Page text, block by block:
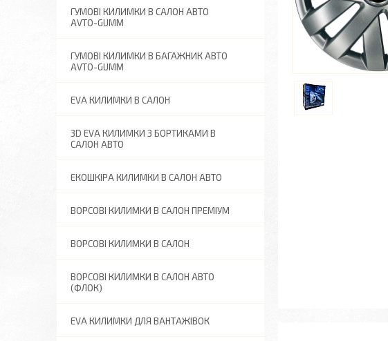
ГУМОВІ КИЛИМКИ В САЛОН АВТО
AVTO-GUMM
ГУМОВІ КИЛИМКИ В БАГАЖНИК АВТО
AVTO-GUMM
EVA КИЛИМКИ В САЛОН
3D EVA КИЛИМКИ З БОРТИКАМИ В
САЛОН АВТО
ЕКОШКІРА КИЛИМКИ В САЛОН АВТО
ВОРСОВІ КИЛИМКИ В САЛОН ПРЕМІУМ
ВОРСОВІ КИЛИМКИ В САЛОН
ВОРСОВІ КИЛИМКИ В САЛОН АВТО
(ФЛОК)
EVA КИЛИМКИ ДЛЯ ВАНТАЖІВОК